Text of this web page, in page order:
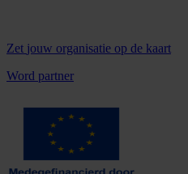
Zet jouw organisatie op de kaart
Word partner